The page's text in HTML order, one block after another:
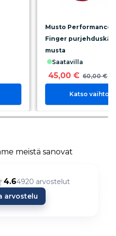
Musto Performance
Finger
musta
saatavilla
45,00 € 60,00 €
Katso
meistä sanovat
4.64920 arvostelut
arvostelu